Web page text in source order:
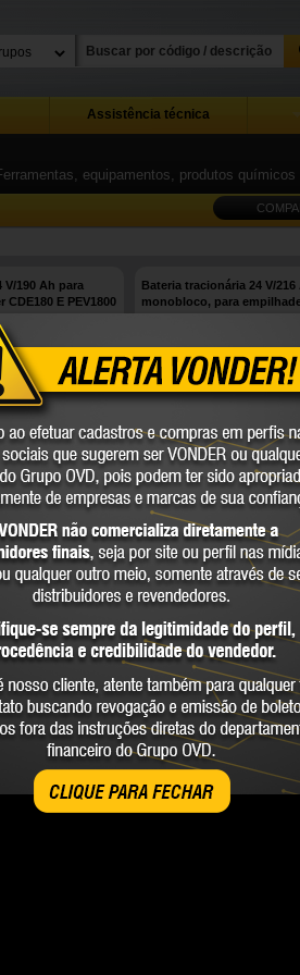
CLIQUE PARA FECHAR
Assistência técnica
Ferramentas, equipamentos, produtos
V/190 Ah para
E PEV1800
Bateria tracionária 24 V/216
monobloco, para
80.55.216.000
MOURA
COMPARE
Assistência ao Consumidor |
0800
Atendimento Comercial: |
(41) 2101
Atendimento de segunda a sexta-